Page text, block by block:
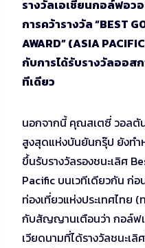
รางวัลเอเชี่ยนกอล์ฟอว
การคว้ารางวัล “BEST
AWARD” (ASIA
กับการได้รับรางวัลออส
ทีเดียว
นอกจากนี้ คุณสเตซี่ วอลตั
สูงสุดแห่งบันยันกรุ๊ป ยังทำ
ขึ้นรับรางวัลรองชนะเลิศ
Pacific บนเวทีเดียวกัน ก่
ท่องเที่ยวแห่งประเทศไทย
กับสัญญานเตือนว่า กอล์ฟ
เวียดนามที่ได้รางวัลชนะเลิ